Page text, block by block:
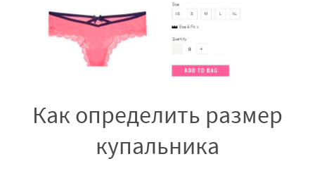
Как определить размер
купальника